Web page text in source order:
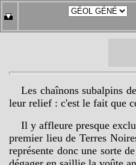
Les chaînons subalpins
leur relief : c'est le fait que c
Il y affleure presque
premier lieu de Terres
représente donc une sorte